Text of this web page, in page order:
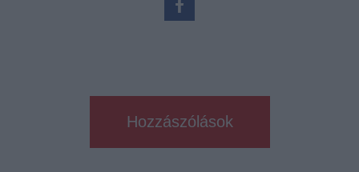
Hozzászólások